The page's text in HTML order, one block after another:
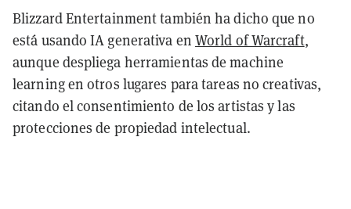
Blizzard Entertainment también ha dicho que no
está usando IA generativa en World of Warcraft,
aunque despliega herramientas de machine
learning en otros lugares para tareas no creativas,
citando el consentimiento de los artistas y las
protecciones de propiedad intelectual.